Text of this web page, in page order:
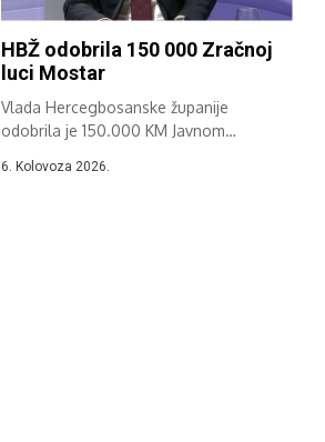
HBŽ odobrila 150 000 Zračnoj
luci Mostar
Vlada Hercegbosanske županije
odobrila je 150.000 KM Javnom
6. Kolovoza 2026.